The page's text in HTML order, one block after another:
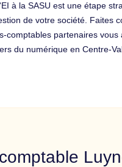
à la SASU est une étape
de votre société. Faites
comptables partenaires
du numérique en Centre-